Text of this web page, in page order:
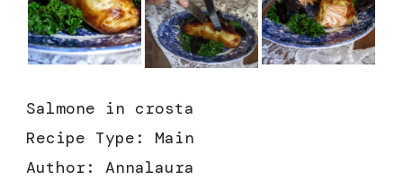
Salmone in crosta
Recipe Type : Main
Author: Annalaura